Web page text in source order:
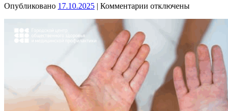
Опубликовано 17.10.2025 | Комментарии к
Подчищающая
иммунизация
отключены